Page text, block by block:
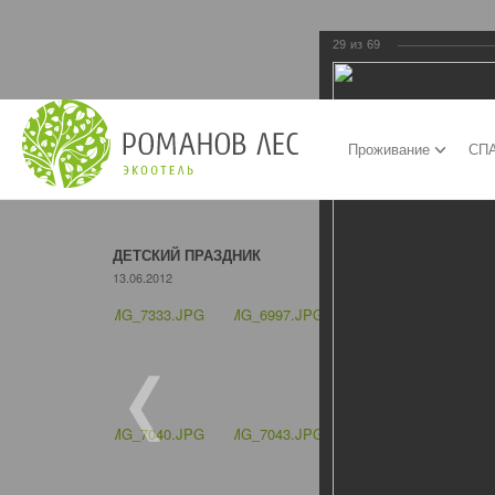
Проживание
ДЕТСКИЙ ПРАЗДНИК
13.06.2012
29 из 69